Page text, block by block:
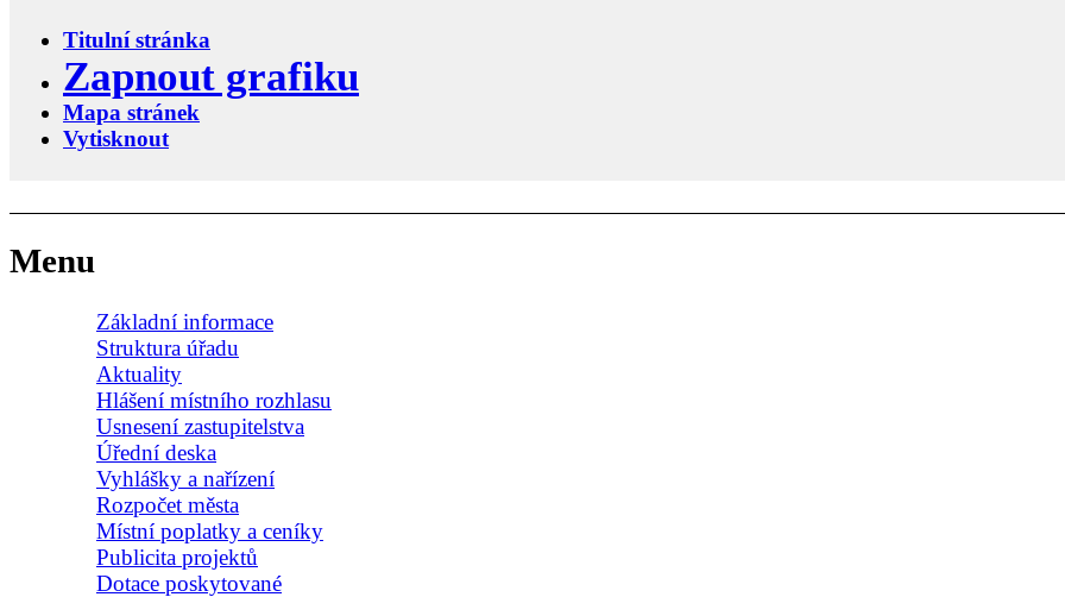
Titulní stránka
Zapnout grafiku
Mapa stránek
Vytisknout
Menu
Základní informace
Struktura úřadu
Aktuality
Hlášení místního rozhlasu
Usnesení zastupitelstva
Úřední deska
Vyhlášky a nařízení
Rozpočet města
Místní poplatky a ceníky
Publicita projektů
Dotace poskytované